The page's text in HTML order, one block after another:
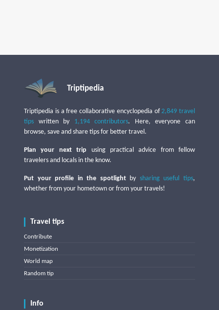
Triptipedia
Triptipedia is a free collaborative encyclopedia of2,849 travel
tips written by 1,194 contributors. Here, everyone can
browse, save and share tips for better travel.
Plan your next trip using practical advice from fellow
travelers and locals in the know.
Put your profile in the spotlightby sharing useful tips,
whether from your hometown or from your travels!
Travel tips
Contribute
Monetization
World map
Random tip
Info